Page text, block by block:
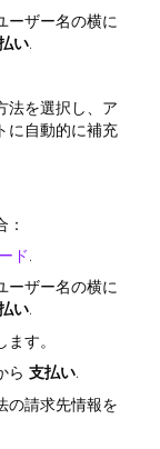
ーザー名の横に
い.
法を選択し、ア
に自動的に補充
ド.
ーザー名の横に
い.
す。
ら 支払い.
の請求先情報を